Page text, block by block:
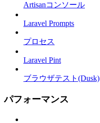
Artisanコンソール
Laravel Prompts
プロセス
Laravel Pint
ブラウザテスト(Dusk)
パフォーマンス